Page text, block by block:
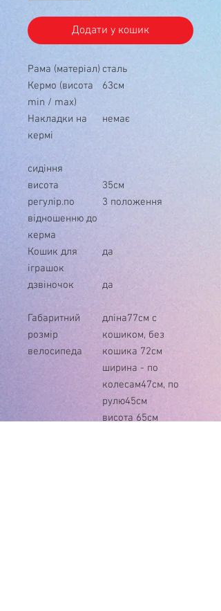
Додати у кошик
Рама (матеріал) сталь
Кермо (висота
min / max)
63см
Накладки на
кермі
немає
сидіння
висота
35см
регулір.по
відношенню до
керма
3 положення
Кошик для
іграшок
да
дзвіночок да
Габаритний
розмір
велосипеда
дліна77см c
кошиком, без
кошика 72см
ширина - по
колесам47см, по
рулю45см
висота 65см